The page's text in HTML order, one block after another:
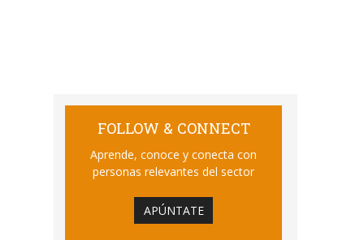
FOLLOW & CONNECT
Aprende, conoce y conecta con
personas relevantes del sector
APÚNTATE